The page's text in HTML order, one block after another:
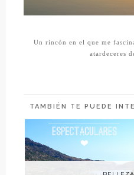
Un rincón en el que me
atardeceres
TAMBIÉN TE PUEDE